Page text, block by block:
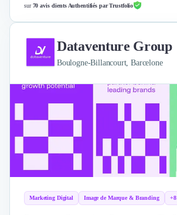
sur70 avis clients Authentifiés par Trustfolio
Dataventure Group
Boulogne-Billancourt, Barcelone
Marketing Digital Image de Marque & Branding +8